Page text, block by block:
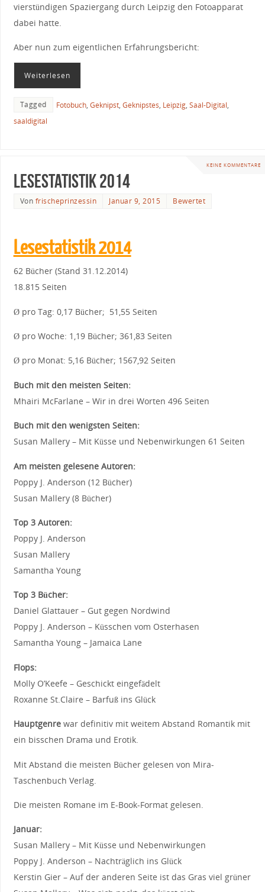
vierstündigen Spaziergang durch Leipzig den Fotoapparat
dabei hatte.
Aber nun zum eigentlichen Erfahrungsbericht:
Weiterlesen
Tagged Fotobuch, Geknipst, Geknipstes, Leipzig, Saal-Digital,
saaldigital
KEINE KOMMENTARE
Lesestatistik 2014
Von frischeprinzessin Januar 9, 2015 Bewertet
Lesestatistik 2014
62 Bücher (Stand 31.12.2014)
18.815 Seiten
Ø pro Tag: 0,17 Bücher; 51,55 Seiten
Ø pro Woche: 1,19 Bücher; 361,83 Seiten
Ø pro Monat: 5,16 Bücher; 1567,92 Seiten
Buch mit den meisten Seiten:
Mhairi McFarlane – Wir in drei Worten 496 Seiten
Buch mit den wenigsten Seiten:
Susan Mallery – Mit Küsse und Nebenwirkungen 61 Seiten
Am meisten gelesene Autoren:
Poppy J. Anderson (12 Bücher)
Susan Mallery (8 Bücher)
Top 3 Autoren:
Poppy J. Anderson
Susan Mallery
Samantha Young
Top 3 Bücher:
Daniel Glattauer – Gut gegen Nordwind
Poppy J. Anderson – Küsschen vom Osterhasen
Samantha Young – Jamaica Lane
Flops:
Molly O’Keefe – Geschickt eingefädelt
Roxanne St.Claire – Barfuß ins Glück
Hauptgenrewar definitiv mit weitem Abstand Romantik mit
ein bisschen Drama und Erotik.
Mit Abstand die meisten Bücher gelesen von Mira-
Taschenbuch Verlag.
Die meisten Romane im E-Book-Format gelesen.
Januar:
Susan Mallery – Mit Küsse und Nebenwirkungen
Poppy J. Anderson – Nachträglich ins Glück
Kerstin Gier – Auf der anderen Seite ist das Gras viel grüner